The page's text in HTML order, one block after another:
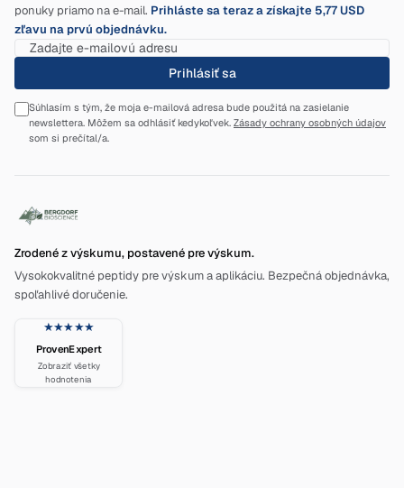
ponuky priamo na e-mail. Prihláste sa teraz a získajte 5,77 USD
zľavu na prvú objednávku.
Prihlásiť sa
Súhlasím s tým, že moja e-mailová adresa bude použitá na zasielanie
newslettera. Môžem sa odhlásiť kedykoľvek. Zásady ochrany osobných údajov
som si prečítal/a.
Zrodené z výskumu, postavené pre výskum.
Vysokokvalitné peptidy pre výskum a aplikáciu. Bezpečná objednávka,
spoľahlivé doručenie.
★★★★★
ProvenExpert
Zobraziť všetky
hodnotenia